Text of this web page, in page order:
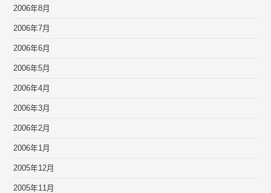
2006年8月
2006年7月
2006年6月
2006年5月
2006年4月
2006年3月
2006年2月
2006年1月
2005年12月
2005年11月